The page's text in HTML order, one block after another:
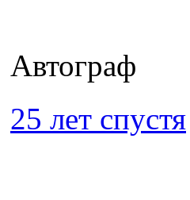
Автограф
25 лет спустя